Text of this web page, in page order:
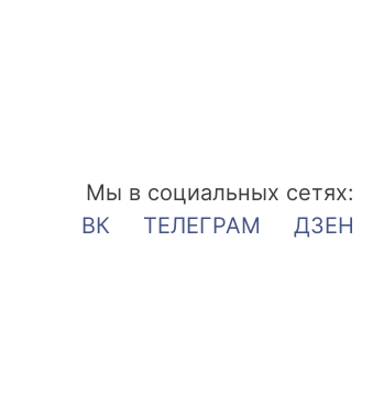
Мы в социальных сетях:
ВК
ТЕЛЕГРАМ ДЗЕН